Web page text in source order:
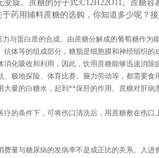
旋。蔗糖的分子式:C12H22O11。蔗糖
药用辅料蔗糖的选购，你知道多少呢？
与蛋白质的合成。由蔗糖分解成的葡萄糖作为
体等的组成部分，糖脂是细胞膜和神经组织的
化吸收和利用，因此，饮用蔗糖能够迅速消
极地探险、体育比赛、脑力劳动等，都需要食
量的白糖水，起到**保肝的作用。蔗糖对肝
疗的条件下，可将伤口清洗后，用蔗糖敷在伤
费量与糖尿病的发病率不是成正比的关系。人